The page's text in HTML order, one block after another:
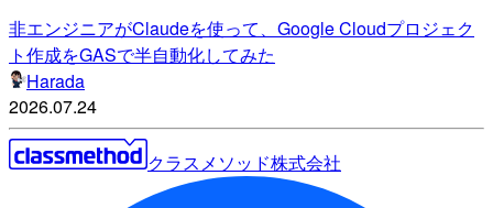
非エンジニアがClaudeを使って、Google Cloudプロジェク
ト作成をGASで半自動化してみた
Harada
2026.07.24
クラスメソッド株式会社